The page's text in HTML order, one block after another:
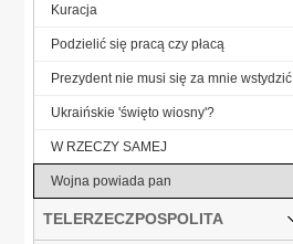
Kuracja
Podzielić się pracą czy płacą
Prezydent nie musi się za mnie wstydzić
Ukraińskie 'święto wiosny'?
W RZECZY SAMEJ
Wojna powiada pan
TELERZECZPOSPOLITA